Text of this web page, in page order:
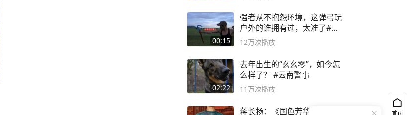
00:15
强者从不抱怨环境，这弹弓玩
户外的谁拥有过，太准了#弹
弓#户外
12万次播放
02:22
去年出生的“幺幺零”，如今怎
么样了？ #云南警事
11万次播放
蒋长扬：《国色芳华》里的 首页